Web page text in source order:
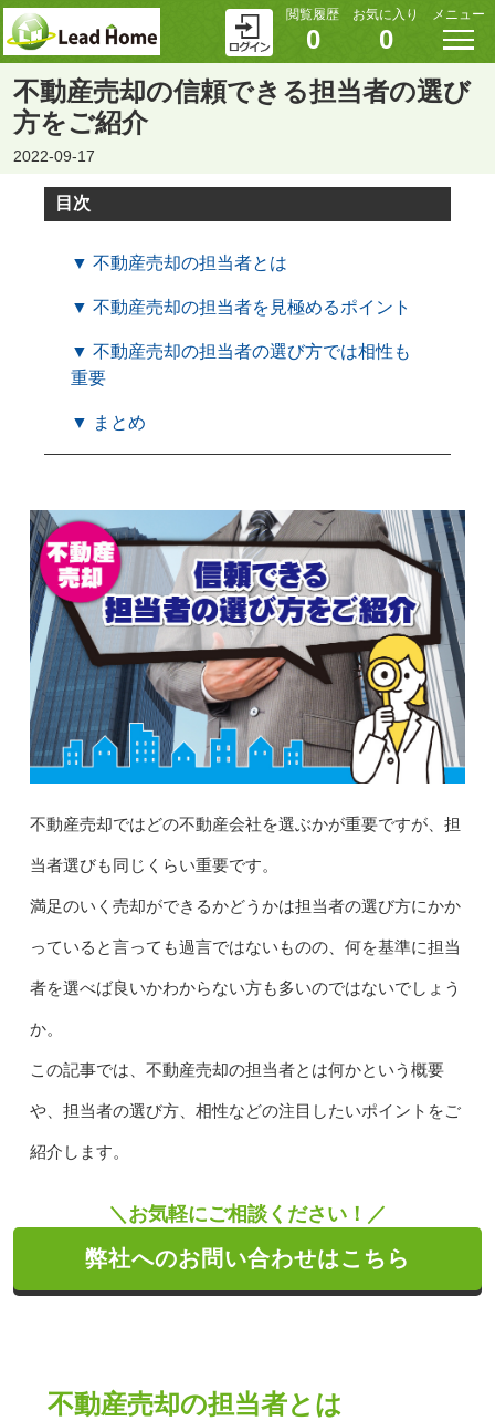
閲覧履歴
0
お気に入り
0
メニュー
不動産売却の信頼できる担当者の選び
方をご紹介
2022-09-17
目次
▼ 不動産売却の担当者とは
▼ 不動産売却の担当者を見極めるポイント
▼ 不動産売却の担当者の選び方では相性も
重要
▼ まとめ
不動産売却ではどの不動産会社を選ぶかが重要ですが、担
当者選びも同じくらい重要です。
満足のいく売却ができるかどうかは担当者の選び方にかか
っていると言っても過言ではないものの、何を基準に担当
者を選べば良いかわからない方も多いのではないでしょう
か。
この記事では、不動産売却の担当者とは何かという概要
や、担当者の選び方、相性などの注目したいポイントをご
紹介します。
＼お気軽にご相談ください！／
弊社へのお問い合わせはこちら
不動産売却の担当者とは